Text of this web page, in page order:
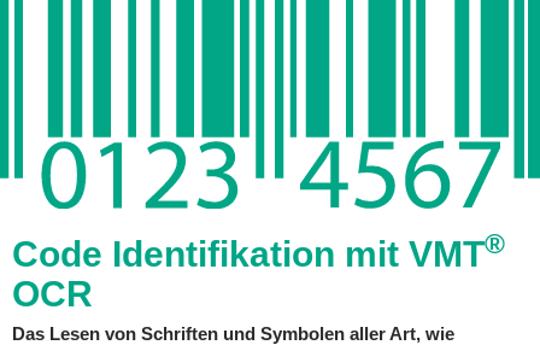
Code Identifikation mit VMT®
OCR
Das Lesen von Schriften und Symbolen aller Art, wie